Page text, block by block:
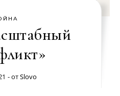
- отSlovo